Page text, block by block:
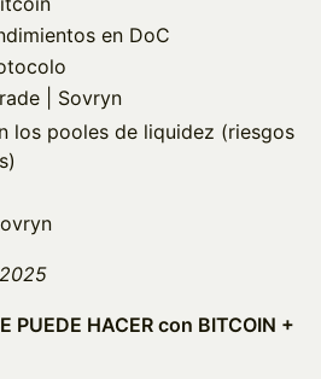
en DoC
| Sovryn
los pooles de liquidez (riesgos
PUEDE HACER con BITCOIN +